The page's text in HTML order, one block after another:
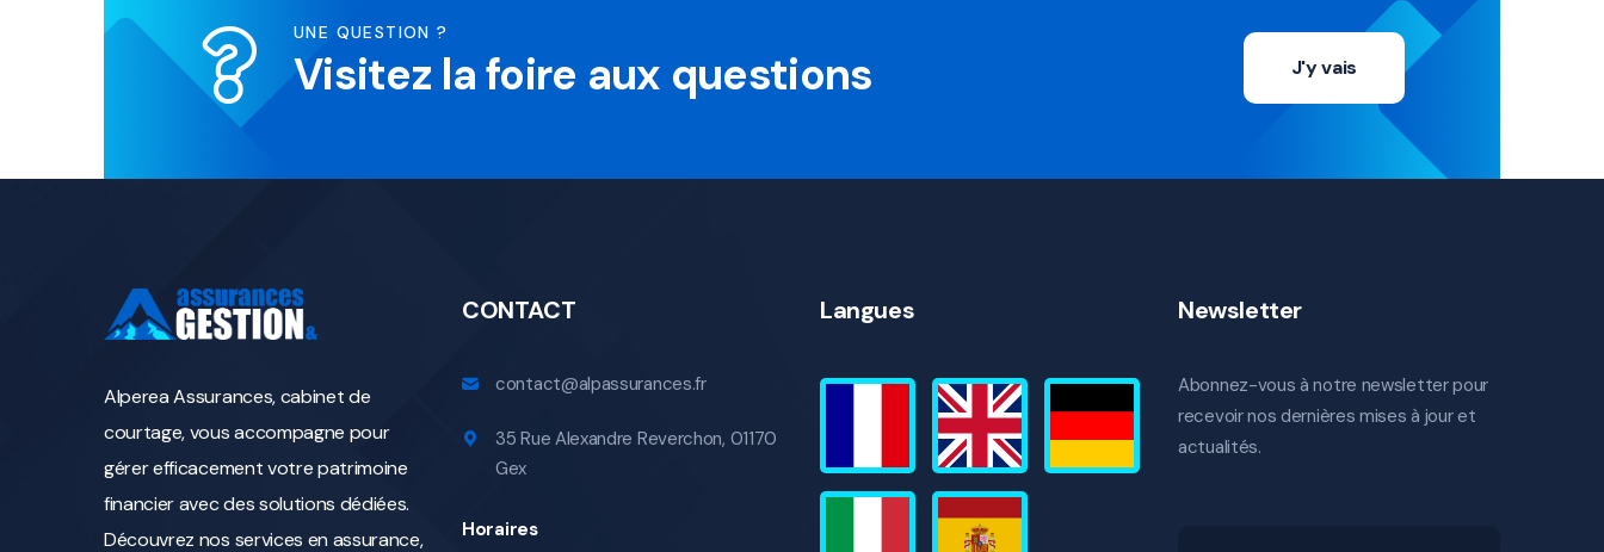
UNE QUESTION ?
Visitez la foire aux questions J'y vais
Alperea Assurances, cabinet de
courtage, vous accompagne pour
gérer efficacement votre patrimoine
financier avec des solutions dédiées.
Découvrez nos services en assurance,
CONTACT
contact@alpassurances.fr
35 Rue Alexandre Reverchon, 01170
Gex
Horaires
Langues Newsletter
Abonnez-vous à notre newsletter pour
recevoir nos dernières mises à jour et
actualités.